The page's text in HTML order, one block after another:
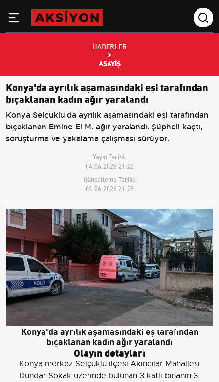
HABERLER
ASAYIŞ
Konya'da ayrılık aşamasındaki eşi tarafından
bıçaklanan kadın ağır yaralandı
Konya Selçuklu'da ayrılık aşamasındaki eşi tarafından
bıçaklanan Emine El M. ağır yaralandı. Şüpheli kaçtı,
soruşturma ve yakalama çalışması sürüyor.
Yayın Tarihi:
04.06.2026 21:22
Güncelleme Tarihi:
04.06.2026 21:28
Konya'da ayrılık aşamasındaki eş tarafından
bıçaklanan kadın ağır yaralandı
Olayın detayları
Konya merkez Selçuklu ilçesi Akıncılar Mahallesi
Dündar Sokak üzerinde bulunan 3 katlı binanın 3.